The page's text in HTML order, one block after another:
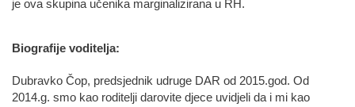
je ova skupina učenika marginalizirana u RH.
Biografije voditelja:
Dubravko Čop, predsjednik udruge DAR od 2015.god. Od
2014.g. smo kao roditelji darovite djece uvidjeli da i mi kao